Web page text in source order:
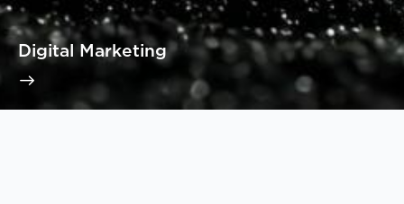
Digital Marketing